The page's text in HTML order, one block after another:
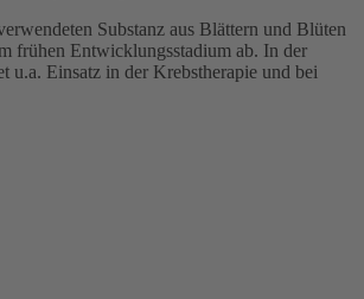
Substanz aus Blättern und Blüten
frühen Entwicklungsstadium ab. In der
u.a. Einsatz in der Krebstherapie und bei